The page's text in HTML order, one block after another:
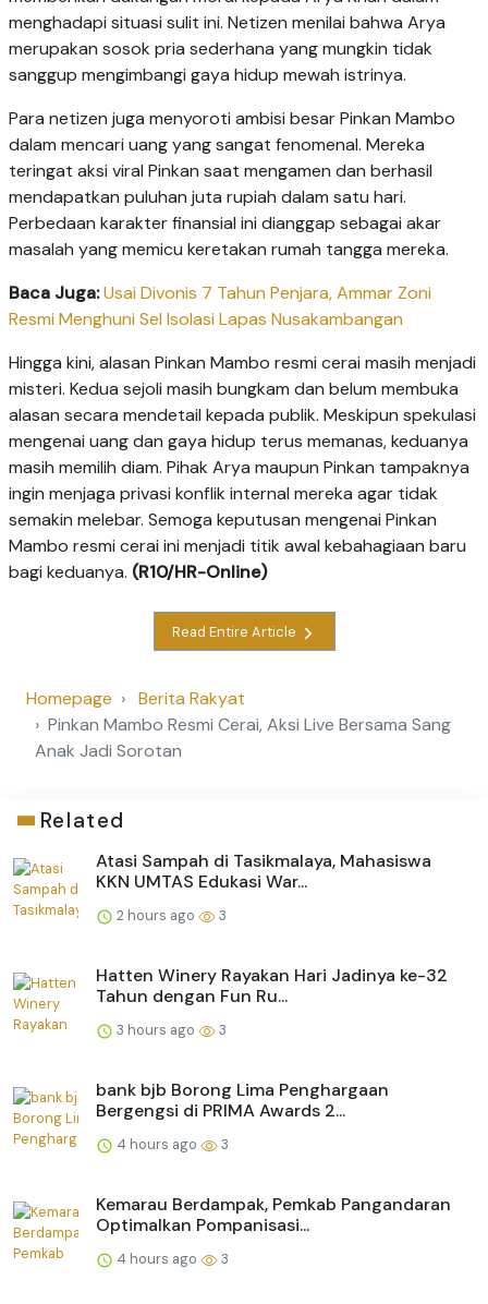
menghadapi situasi sulit ini. Netizen menilai bahwa Arya
merupakan sosok pria sederhana yang mungkin tidak
sanggup mengimbangi gaya hidup mewah istrinya.
Para netizen juga menyoroti ambisi besar Pinkan Mambo
dalam mencari uang yang sangat fenomenal. Mereka
teringat aksi viral Pinkan saat mengamen dan berhasil
mendapatkan puluhan juta rupiah dalam satu hari.
Perbedaan karakter finansial ini dianggap sebagai akar
masalah yang memicu keretakan rumah tangga mereka.
Baca Juga:Usai Divonis 7 Tahun Penjara, Ammar Zoni
Resmi Menghuni Sel Isolasi Lapas Nusakambangan
Hingga kini, alasan Pinkan Mambo resmi cerai masih menjadi
misteri. Kedua sejoli masih bungkam dan belum membuka
alasan secara mendetail kepada publik. Meskipun spekulasi
mengenai uang dan gaya hidup terus memanas, keduanya
masih memilih diam. Pihak Arya maupun Pinkan tampaknya
ingin menjaga privasi konflik internal mereka agar tidak
semakin melebar. Semoga keputusan mengenai Pinkan
Mambo resmi cerai ini menjadi titik awal kebahagiaan baru
bagi keduanya. (R10/HR-Online)
Read Entire Article
Homepage
Berita Rakyat
Pinkan Mambo Resmi Cerai, Aksi Live Bersama Sang
Anak Jadi Sorotan
Related
Atasi Sampah di Tasikmalaya, Mahasiswa
KKN UMTAS Edukasi War...
2 hours ago 3
Hatten Winery Rayakan Hari Jadinya ke-32
Tahun dengan Fun Ru...
3 hours ago 3
bank bjb Borong Lima Penghargaan
Bergengsi di PRIMA Awards 2...
4 hours ago 3
Kemarau Berdampak, Pemkab Pangandaran
Optimalkan Pompanisasi...
4 hours ago 3